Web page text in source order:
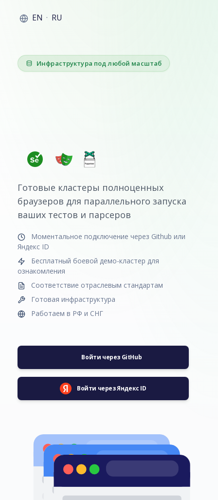
EN · RU
Инфраструктура под любой масштаб
Готовые кластеры полноценных
браузеров для параллельного запуска
ваших тестов и парсеров
Моментальное подключение через Github или
Яндекс ID
Бесплатный боевой демо-кластер для
ознакомления
Соответствие отраслевым стандартам
Готовая инфраструктура
Работаем в РФ и СНГ
Войти через GitHub
Войти через Яндекс ID